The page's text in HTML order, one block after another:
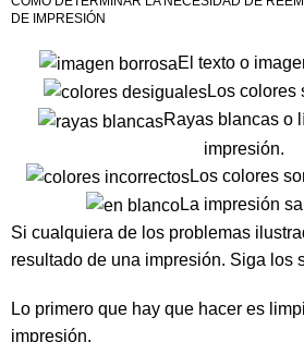
DE IMPRESIÓN
El texto o
Los
Rayas blancas o
impresión.
Los
La impresión
Si cualquiera de los problemas
resultado de una impresión. Siga los
Lo primero que hay que hacer es
impresión.